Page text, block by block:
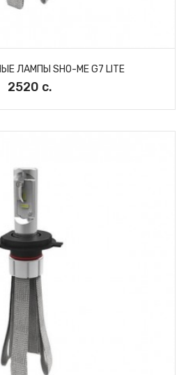
ЛАМПЫ SHO-ME G7 LITE
2520 с.